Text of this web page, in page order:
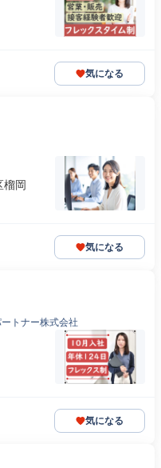
気になる
榴岡
気になる
トナー株式会社
気になる